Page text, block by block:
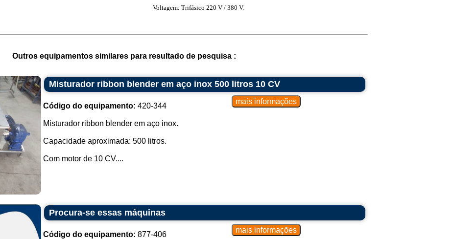
Voltagem: Trifásico 220 V / 380 V.
Outros equipamentos similares para resultado de pesquisa :
Misturador ribbon blender em aço inox 500 litros 10 CV
Código do equipamento: 420-344
Misturador ribbon blender em aço inox.
Capacidade aproximada: 500 litros.
Com motor de 10 CV....
Procura-se essas máquinas
Código do equipamento: 877-406